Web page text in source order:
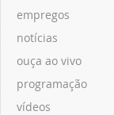
empregos
notícias
ouça ao vivo
programação
vídeos